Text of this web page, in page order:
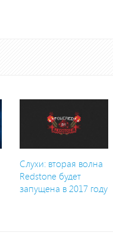
Слухи: вторая волна
Redstone будет
запущена в 2017 году